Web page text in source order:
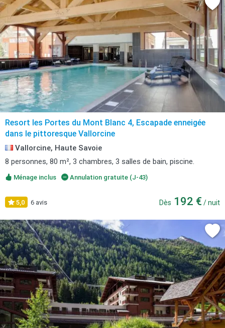
Resort les Portes du Mont Blanc 4, Escapade enneigée
dans le pittoresque Vallorcine
Vallorcine, Haute Savoie
8 personnes, 80 m², 3 chambres, 3 salles de bain, piscine.
Ménage inclus Annulation gratuite (J-43)
5,0 6 avis Dès 192 € / nuit